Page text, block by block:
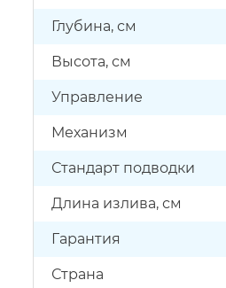
Глубина, см
Высота, см
Управление
Механизм
Стандарт подводки
Длина излива, см
Гарантия
Страна